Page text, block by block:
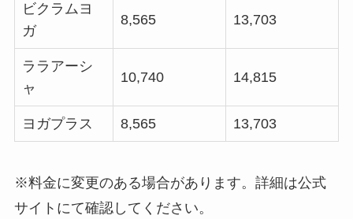
ビクラムヨ
ガ
8,565 13,703
ララアーシ
ャ
10,740 14,815
ヨガプラス 8,565 13,703
※料金に変更のある場合があります。詳細は公式
サイトにて確認してください。